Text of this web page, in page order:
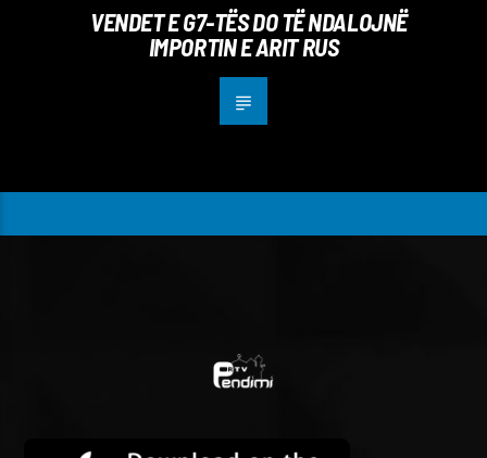
VENDET E G7-TËS DO TË NDALOJNË
IMPORTIN E ARIT RUS